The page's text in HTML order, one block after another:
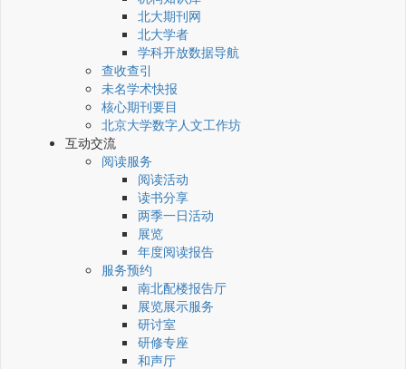
北大期刊网
北大学者
学科开放数据导航
查收查引
未名学术快报
核心期刊要目
北京大学数字人文工作坊
互动交流
阅读服务
阅读活动
读书分享
两季一日活动
展览
年度阅读报告
服务预约
南北配楼报告厅
展览展示服务
研讨室
研修专座
和声厅